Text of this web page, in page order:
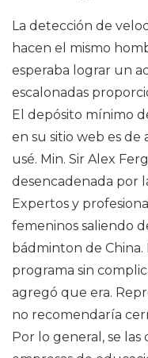
La detección de
hacen el mismo
esperaba lograr un
escalonadas
El depósito mínimo
en su sitio web es
usé. Min. Sir Alex
desencadenada por
Expertos y
femeninos saliendo
bádminton de China.
programa sin
agregó que era.
no recomendaría
Por lo general, se las